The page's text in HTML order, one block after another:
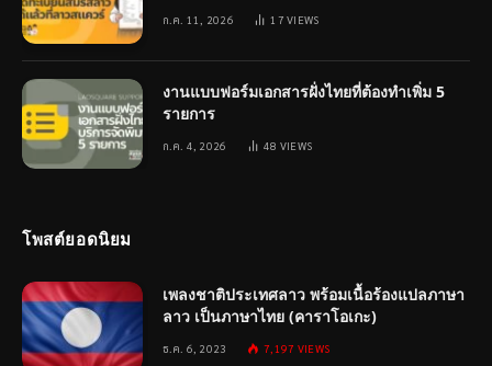
ก.ค. 11, 2026 17VIEWS
งานแบบฟอร์มเอกสารฝั่งไทยที่ต้องทำเพิ่ม 5
รายการ
ก.ค. 4, 2026 48 VIEWS
โพสต์ยอดนิยม
เพลงชาติประเทศลาว พร้อมเนื้อร้องแปลภาษา
ลาว เป็นภาษาไทย (คาราโอเกะ)
ธ.ค. 6, 2023 7,197 VIEWS